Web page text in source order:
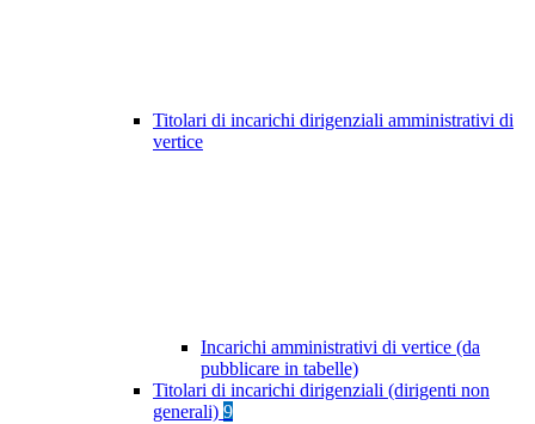
Titolari di incarichi dirigenziali amministrativi di
vertice
Incarichi amministrativi di vertice (da
pubblicare in tabelle)
Titolari di incarichi dirigenziali (dirigenti non
generali) 9